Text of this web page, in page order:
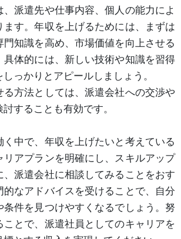
派遣先や仕事内容、個人の能力によ
ます。年収を上げるためには、まずは
門知識を高め、市場価値を向上させる
具体的には、新しい技術や知識を習得
っかりとアピールしましょう。
る方法としては、派遣会社への交渉や
することも有効です。
中で、年収を上げたいと考えている
リアプランを明確にし、スキルアップ
、派遣会社に相談してみることをおす
的なアドバイスを受けることで、自分
条件を見つけやすくなるでしょう。努
ことで、派遣社員としてのキャリアを